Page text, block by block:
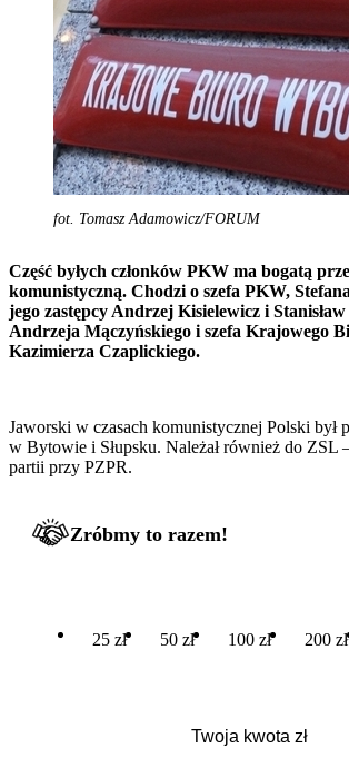
fot. Tomasz Adamowicz/FORUM
Część byłych członków PKW ma bogatą
komunistyczną. Chodzi o szefa PKW,
jego zastępcy Andrzej Kisielewicz i Stanisław
Andrzeja Mączyńskiego i szefa Krajowego
Kazimierza Czaplickiego.
Jaworski w czasach komunistycznej Polski był
w Bytowie i Słupsku. Należał również do ZSL
partii przy PZPR.
Zróbmy to razem!
25 zł 50 zł 100 zł 200 zł